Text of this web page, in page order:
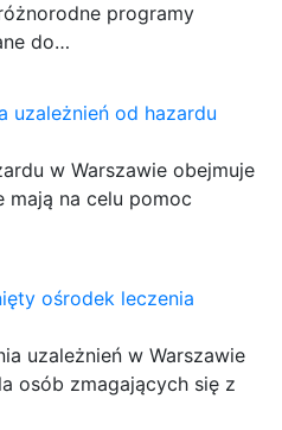
programy
do…
uzależnień od hazardu
w Warszawie obejmuje
mają na celu pomoc
ośrodek leczenia
uzależnień w Warszawie
osób zmagających się z